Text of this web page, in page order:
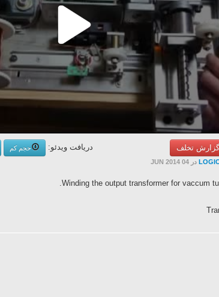
گزارش تخلف دریافت ویدئو: حجم کم
در 04 JUN 2014
Winding the output transformer for vaccum